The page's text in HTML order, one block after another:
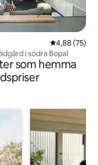
4,88 av 5 i
4,88 (75)
i södra Bopal
som hemma